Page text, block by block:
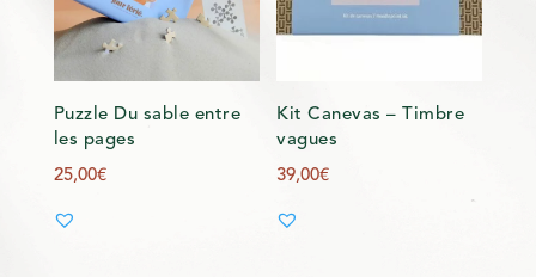
Puzzle Du sable entre
les pages
25,00€
Kit Canevas – Timbre
vagues
39,00€